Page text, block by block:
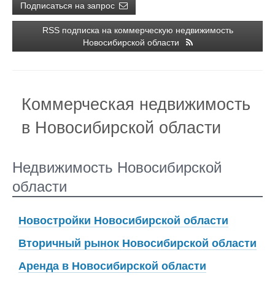
Подписаться на запрос
RSS подписка на коммерческую недвижимость
Новосибирской области
Коммерческая недвижимость
в Новосибирской области
Недвижимость Новосибирской
области
Новостройки Новосибирской области
Вторичный рынок Новосибирской области
Аренда в Новосибирской области